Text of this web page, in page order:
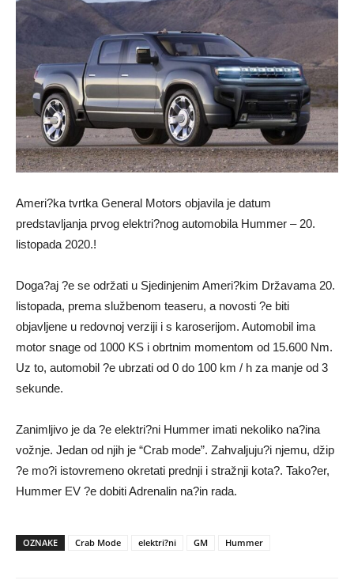
Ameri?ka tvrtka General Motors objavila je datum
predstavljanja prvog elektri?nog automobila Hummer – 20.
listopada 2020.!
Doga?aj ?e se održati u Sjedinjenim Ameri?kim Državama 20.
listopada, prema službenom teaseru, a novosti ?e biti
objavljene u redovnoj verziji i s karoserijom. Automobil ima
motor snage od 1000 KS i obrtnim momentom od 15.600 Nm.
Uz to, automobil ?e ubrzati od 0 do 100 km / h za manje od 3
sekunde.
Zanimljivo je da ?e elektri?ni Hummer imati nekoliko na?ina
vožnje. Jedan od njih je “Crab mode”. Zahvaljuju?i njemu, džip
?e mo?i istovremeno okretati prednji i stražnji kota?. Tako?er,
Hummer EV ?e dobiti Adrenalin na?in rada.
OZNAKE Crab Mode elektri?ni GM Hummer